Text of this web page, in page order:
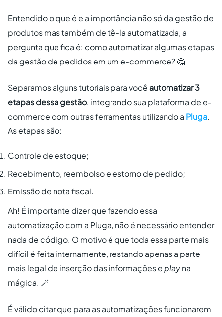
Entendido o que é e a importância não só da gestão de
produtos mas também de tê-la automatizada, a
pergunta que fica é: como automatizar algumas etapas
da gestão de pedidos em um e-commerce? 🤔
Separamos alguns tutoriais para você automatizar 3
etapas dessa gestão, integrando sua plataforma de e-
commerce com outras ferramentas utilizando a Pluga.
As etapas são:
Controle de estoque;
Recebimento, reembolso e estorno de pedido;
Emissão de nota fiscal.
Ah! É importante dizer que fazendo essa
automatização com a Pluga, não é necessário entender
nada de código. O motivo é que toda essa parte mais
difícil é feita internamente, restando apenas a parte
mais legal de inserção das informações eplayna
mágica. 🪄
É válido citar que para as automatizações funcionarem